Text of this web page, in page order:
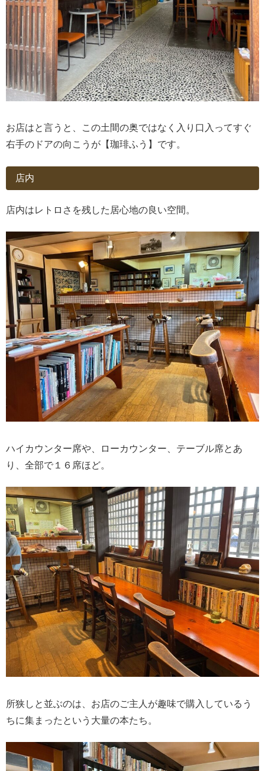
お店はと言うと、この土間の奥ではなく入り口入ってすぐ
右手のドアの向こうが【珈琲ふう】です。
店内
店内はレトロさを残した居心地の良い空間。
ハイカウンター席や、ローカウンター、テーブル席とあ
り、全部で１６席ほど。
所狭しと並ぶのは、お店のご主人が趣味で購入しているう
ちに集まったという大量の本たち。